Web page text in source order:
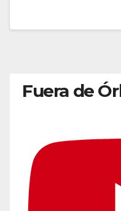
Fuera de